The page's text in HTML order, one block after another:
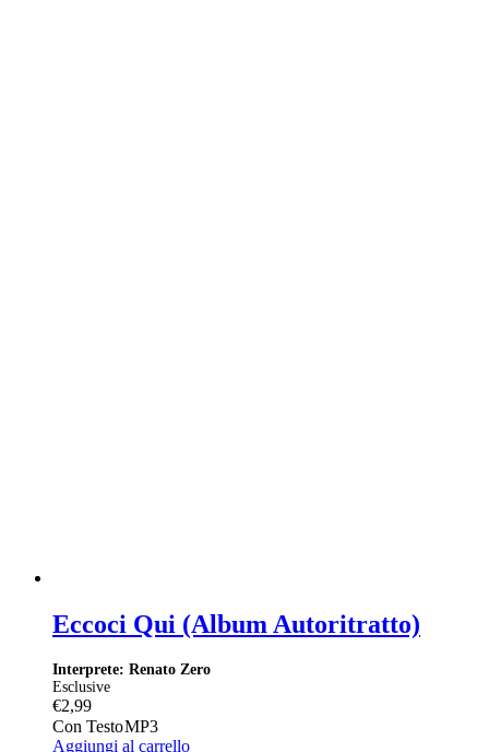
Eccoci Qui (Album Autoritratto)
Interprete: Renato Zero
Esclusive
€2,99
Con TestoMP3
Aggiungi al carrello